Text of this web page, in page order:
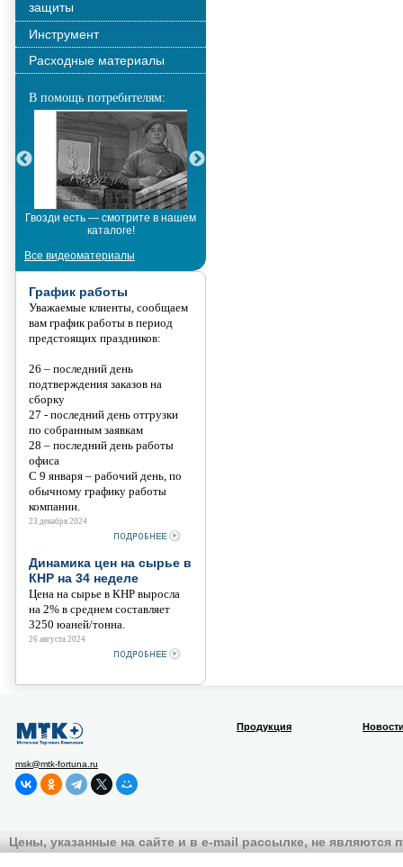
защиты
Инструмент
Расходные материалы
В помощь потребителям:
Гвозди есть — смотрите в нашем
каталоге!
Все видеоматериалы
График работы
Уважаемые клиенты, сообщаем
вам график работы в период
предстоящих праздников:
26 – последний день
подтверждения заказов на
сборку
27 - последний день отгрузки
по собранным заявкам
28 – последний день работы
офиса
С 9 января – рабочий день, по
обычному графику работы
компании.
23 декабря 2024
Динамика цен на сырье в
КНР на 34 неделе
Цена на сырье в КНР выросла
на 2% в среднем составляет
3250 юаней/тонна.
26 августа 2024
msk@mtk-fortuna.ru
Продукция
Цены, указанные на сайте и в e-mail рассылке, не являются